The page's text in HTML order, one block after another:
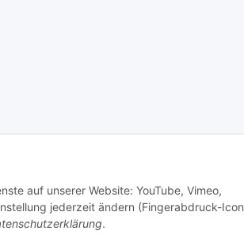
auf unserer Website: YouTube, Vimeo,
jederzeit ändern (Fingerabdruck-Icon
.